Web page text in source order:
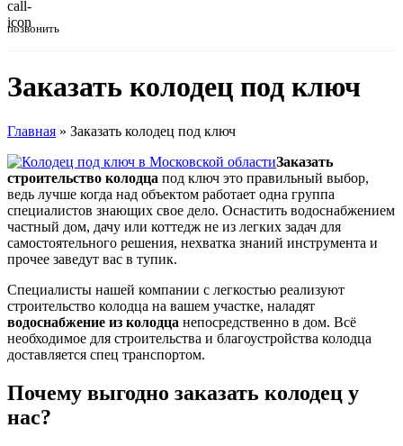
позвонить
Заказать колодец под ключ
Главная » Заказать колодец под ключ
Заказать
строительство колодца под ключ это правильный выбор,
ведь лучше когда над объектом работает одна группа
специалистов знающих свое дело. Оснастить водоснабжением
частный дом, дачу или коттедж не из легких задач для
самостоятельного решения, нехватка знаний инструмента и
прочее заведут вас в тупик.
Специалисты нашей компании с легкостью реализуют
строительство колодца на вашем участке, наладят
водоснабжение из колодца непосредственно в дом. Всё
необходимое для строительства и благоустройства колодца
доставляется спец транспортом.
Почему выгодно заказать колодец у
нас?